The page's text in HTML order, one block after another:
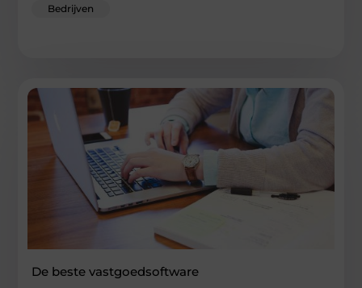
Bedrijven
De beste vastgoedsoftware